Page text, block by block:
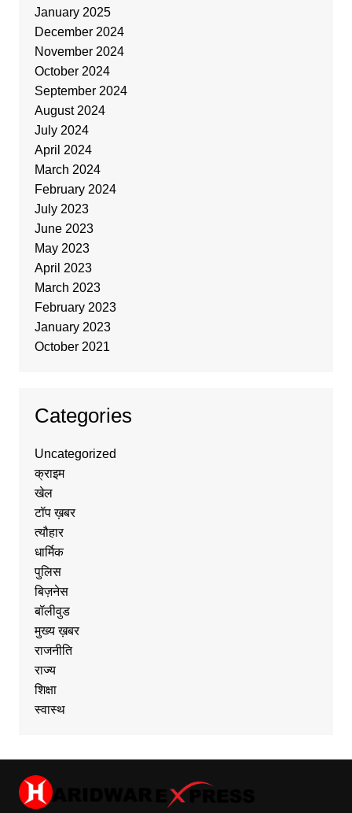
January 2025
December 2024
November 2024
October 2024
September 2024
August 2024
July 2024
April 2024
March 2024
February 2024
July 2023
June 2023
May 2023
April 2023
March 2023
February 2023
January 2023
October 2021
Categories
Uncategorized
क्राइम
खेल
टॉप ख़बर
त्यौहार
धार्मिक
पुलिस
बिज़नेस
बॉलीवुड
मुख्य ख़बर
राजनीति
राज्य
शिक्षा
स्वास्थ